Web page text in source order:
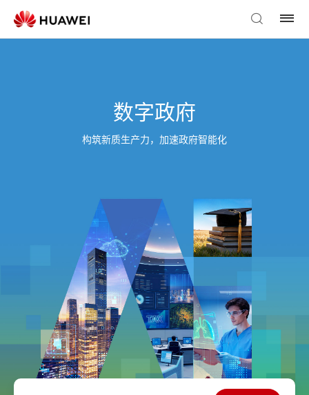
数字政府
构筑新质生产力，加速政府智能化